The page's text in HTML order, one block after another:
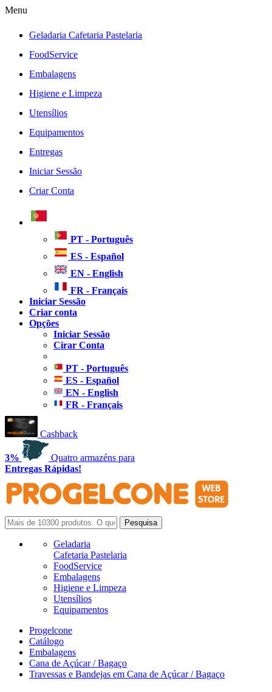
Menu
Geladaria Cafetaria Pastelaria
FoodService
Embalagens
Higiene e Limpeza
Utensílios
Equipamentos
Entregas
Iniciar Sessão
Criar Conta
PT - Português
ES - Español
EN - English
FR - Français
Iniciar Sessão
Criar conta
Opções
Iniciar Sessão
Cirar Conta
PT - Português
ES - Español
EN - English
FR - Français
Cashback
3%
Quatro armazéns para
Entregas Rápidas!
Geladaria
Cafetaria Pastelaria
FoodService
Embalagens
Higiene e Limpeza
Utensílios
Equipamentos
Progelcone
Catálogo
Embalagens
Cana de Açúcar / Bagaço
Travessas e Bandejas em Cana de Açúcar / Bagaço